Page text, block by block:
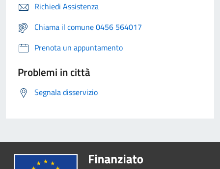
Richiedi Assistenza
Chiama il comune 0456 564017
Prenota un appuntamento
Problemi in città
Segnala disservizio